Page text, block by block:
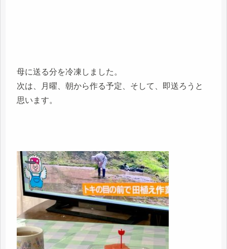
母に送る分を冷凍しました。
次は、月曜、朝から作る予定、そして、即送ろうと
思います。